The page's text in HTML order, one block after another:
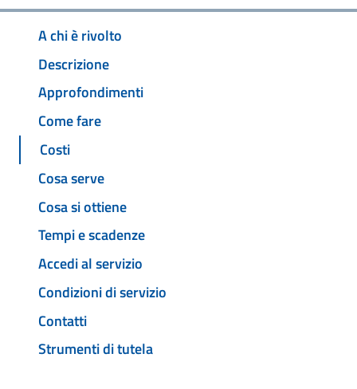
A chi è rivolto
Descrizione
Approfondimenti
Come fare
Costi
Cosa serve
Cosa si ottiene
Tempi e scadenze
Accedi al servizio
Condizioni di servizio
Contatti
Strumenti di tutela